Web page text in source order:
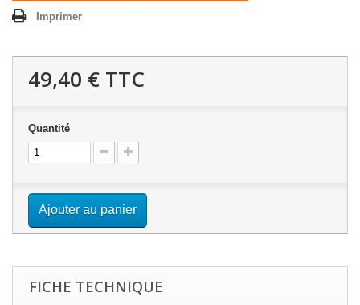
Imprimer
49,40 € TTC
Quantité
Ajouter au panier
FICHE TECHNIQUE